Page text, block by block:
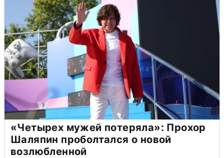
«Четырех мужей потеряла»: Прохор
Шаляпин проболтался о новой
возлюбленной